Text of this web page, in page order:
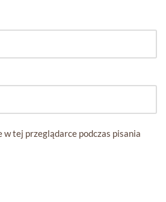
w tej przeglądarce podczas pisania